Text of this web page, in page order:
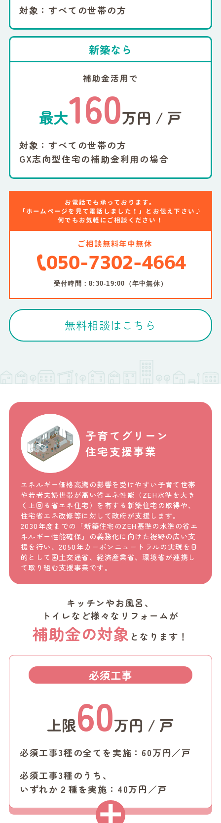
対象：すべての世帯の方
新築なら
補助金活用で
最大160万円 / 戸
対象：すべての世帯の方
GX志向型住宅の補助金利用の場合
お電話でも承っております。
「ホームページを見て電話しました！」とお伝え下さい♪
何でもお気軽にご相談ください！
ご相談無料年中無休
050-7302-4664
受付時間：8:30-19:00（年中無休）
無料相談はこちら
子育てグリーン
住宅支援事業
エネルギー価格高騰の影響を受けやすい子育て世帯
や若者夫婦世帯が高い省エネ性能（ZEH水準を大き
く上回る省エネ住宅）を有する新築住宅の取得や、
住宅省エネ改修等に対して政府が支援します。
2030年度までの「新築住宅のZEH基準の水準の省エ
ネルギー性能確保」の義務化に向けた裾野の広い支
援を行い、2050年カーボンニュートラルの実現を目
的として国土交通省、経済産業省、環境省が連携し
て取り組む支援事業です。
キッチンやお風呂、
トイレなど様々なリフォームが
補助金の対象 となります！
必須工事
上限60万円 / 戸
必須工事3種の全てを実施：60万円／戸
必須工事3種のうち、
いずれか２種を実施：40万円／戸